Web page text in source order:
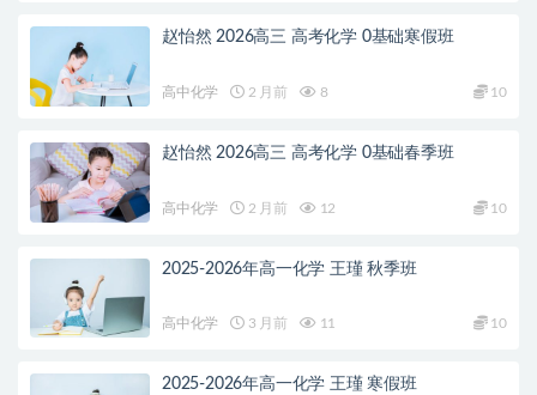
赵怡然 2026高三 高考化学 0基础寒假班
高中化学 2 月前 8 10
赵怡然 2026高三 高考化学 0基础春季班
高中化学 2 月前 12 10
2025-2026年高一化学 王瑾 秋季班
高中化学 3 月前 11 10
2025-2026年高一化学 王瑾 寒假班